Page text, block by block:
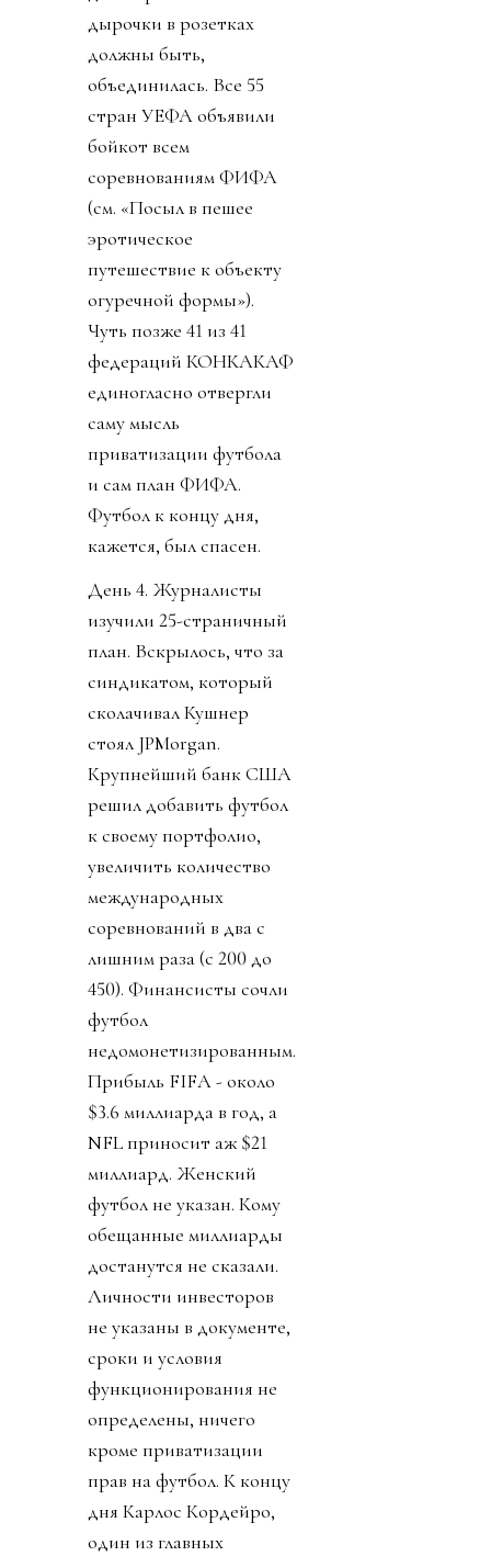
дырочки в розетках
должны быть,
объединилась. Все 55
стран УЕФА объявили
бойкот всем
соревнованиям ФИФА
(см. «Посыл в пешее
эротическое
путешествие к объекту
огуречной формы»).
Чуть позже 41 из 41
федераций КОНКАКАФ
единогласно отвергли
саму мысль
приватизации футбола
и сам план ФИФА.
Футбол к концу дня,
кажется, был спасен.
День 4. Журналисты
изучили 25-страничный
план. Вскрылось, что за
синдикатом, который
сколачивал Кушнер
стоял JPMorgan.
Крупнейший банк США
решил добавить футбол
к своему портфолио,
увеличить количество
международных
соревнований в два с
лишним раза (с 200 до
450). Финансисты сочли
футбол
недомонетизированным.
Прибыль FIFA - около
$3.6 миллиарда в год, а
NFL приносит аж $21
миллиард. Женский
футбол не указан. Кому
обещанные миллиарды
достанутся не сказали.
Личности инвесторов
не указаны в документе,
сроки и условия
функционирования не
определены, ничего
кроме приватизации
прав на футбол. К концу
дня Карлос Кордейро,
один из главных